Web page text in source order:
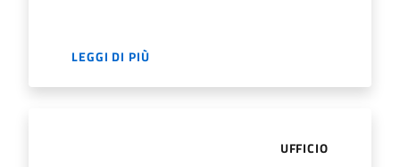
LEGGI DI PIÙ
UFFICIO